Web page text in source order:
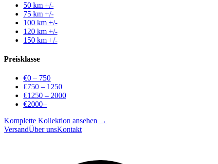
50 km +/-
75 km +/-
100 km +/-
120 km +/-
150 km +/-
Preisklasse
€0 – 750
€750 – 1250
€1250 – 2000
€2000+
Komplette Kollektion ansehen →
VersandÜber unsKontakt